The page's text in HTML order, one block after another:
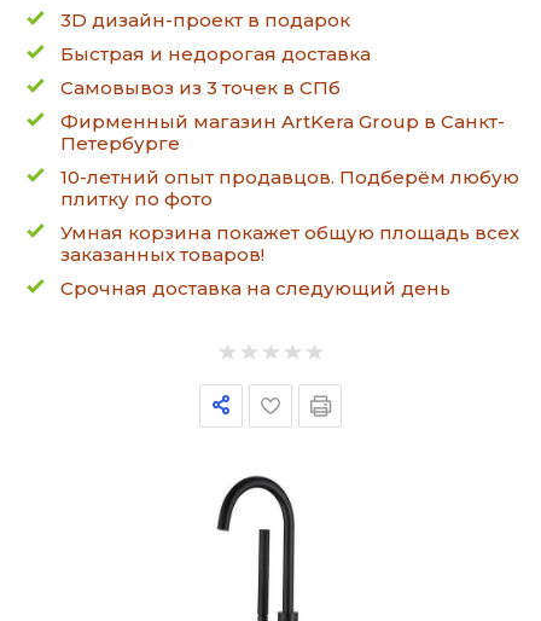
3D дизайн-проект в подарок
Быстрая и недорогая доставка
Самовывоз из 3 точек в СПб
Фирменный магазин ArtKera Group в Санкт-
Петербурге
10-летний опыт продавцов. Подберём любую
плитку по фото
Умная корзина покажет общую площадь всех
заказанных товаров!
Срочная доставка на следующий день